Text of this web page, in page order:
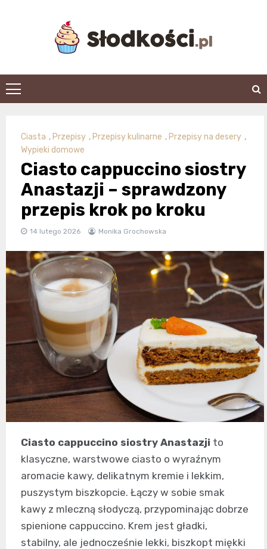
slodkosci.pl
Ciasta , Przepisy , Przepisy kulinarne , Przepisy na desery ,
Wypieki domowe
Ciasto cappuccino siostry
Anastazji – sprawdzony
przepis krok po kroku
14 lutego 2026 Monika Grochowska
Ciasto cappuccino siostry Anastazji to
klasyczne, warstwowe ciasto o wyraźnym
aromacie kawy, delikatnym kremie i lekkim,
puszystym biszkopcie. Łączy w sobie smak
kawy z mleczną słodyczą, przypominając dobrze
spienione cappuccino. Krem jest gładki,
stabilny, ale jednocześnie lekki, biszkopt miękki